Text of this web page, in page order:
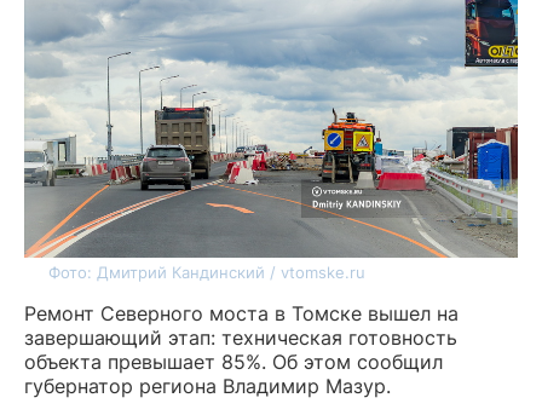
Фото: Дмитрий Кандинский / vtomske.ru
Ремонт Северного моста в Томске вышел на
завершающий этап: техническая готовность
объекта превышает 85%. Об этом сообщил
губернатор региона Владимир Мазур.